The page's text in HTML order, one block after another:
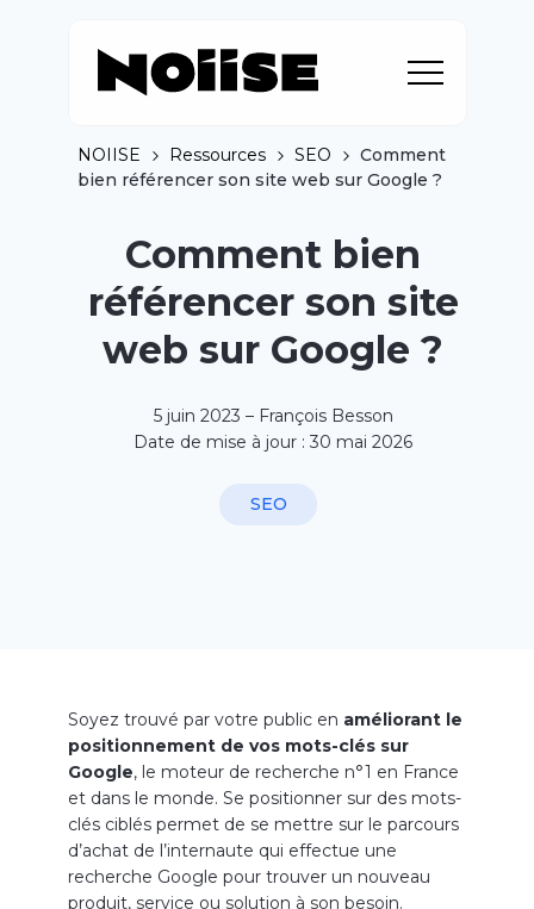
NOIISE Ressources SEO
Comment
bien référencer son site web sur Google ?
Comment bien
référencer son site
web sur Google ?
5 juin 2023 – François Besson
Date de mise à jour : 30 mai 2026
SEO
Soyez trouvé par votre public en améliorant le
positionnement de vos mots-clés sur
Google, le moteur de recherche n°1 en France
et dans le monde. Se positionner sur des mots-
clés ciblés permet de se mettre sur le parcours
d’achat de l’internaute qui effectue une
recherche Google pour trouver un nouveau
produit, service ou solution à son besoin.